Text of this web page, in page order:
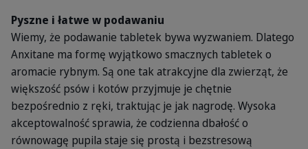
Pyszne i łatwe w podawaniu
Wiemy, że podawanie tabletek bywa wyzwaniem. Dlatego
Anxitane ma formę wyjątkowo smacznych tabletek o
aromacie rybnym. Są one tak atrakcyjne dla zwierząt, że
większość psów i kotów przyjmuje je chętnie
bezpośrednio z ręki, traktując je jak nagrodę. Wysoka
akceptowalność sprawia, że codzienna dbałość o
równowagę pupila staje się prostą i bezstresową